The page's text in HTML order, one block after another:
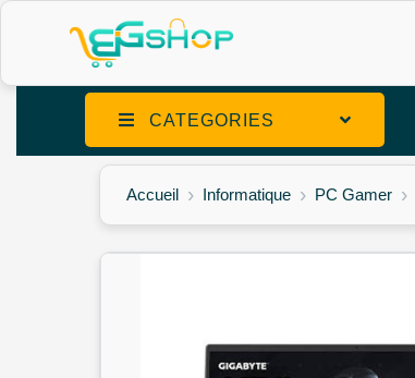
CATEGORIES
Accueil Informatique PC Gamer